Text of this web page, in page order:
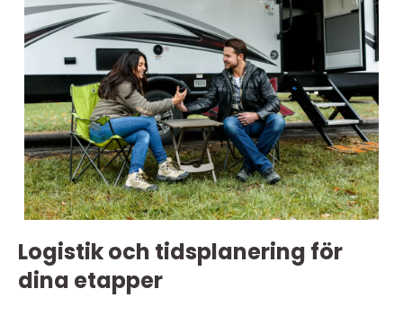
Logistik och tidsplanering för
dina etapper